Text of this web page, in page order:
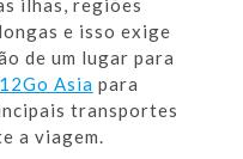
ilhas, regiões
e isso exige
de um lugar para
12Go Asia para
transportes
a viagem.